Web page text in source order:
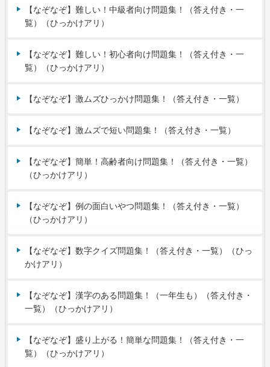
【なぞなぞ】難しい！中級者向け問題集！（答え付き・一
覧）（ひっかけアリ）
【なぞなぞ】難しい！初心者向け問題集！（答え付き・一
覧）（ひっかけアリ）
【なぞなぞ】激ムズひっかけ問題集！（答え付き・一覧）
【なぞなぞ】激ムズで短い問題集！（答え付き・一覧）
【なぞなぞ】簡単！高齢者向け問題集！（答え付き・一覧）
（ひっかけアリ）
【なぞなぞ】例の面白いやつ問題集！（答え付き・一覧）
（ひっかけアリ）
【なぞなぞ】数字クイズ問題集！（答え付き・一覧）（ひっ
かけアリ）
【なぞなぞ】漢字のある問題集！（一年生も）（答え付き・
一覧）（ひっかけアリ）
【なぞなぞ】盛り上がる！簡単な問題集！（答え付き・一
覧）（ひっかけアリ）